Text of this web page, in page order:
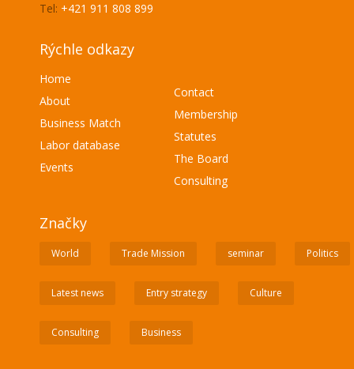
Tel: +421 911 808 899
Rýchle odkazy
Home
About
Business Match
Labor database
Events
Contact
Membership
Statutes
The Board
Consulting
Značky
World Trade Mission seminar Politics
Latest news Entry strategy Culture
Consulting Business